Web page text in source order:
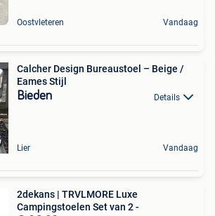
Oostvleteren Vandaag
Calcher Design Bureaustoel – Beige /
Eames Stijl
Bieden Details
Lier Vandaag
2dekans | TRVLMORE Luxe
Campingstoelen Set van 2 -